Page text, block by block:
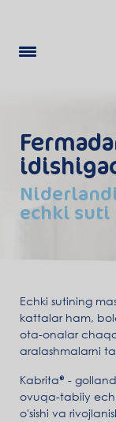
echki suti
Echki sutining
kattalar ham,
ota-onalar
aralashmalarni
Kabrita® -
ovuqa-tabiiy
o'sishi va